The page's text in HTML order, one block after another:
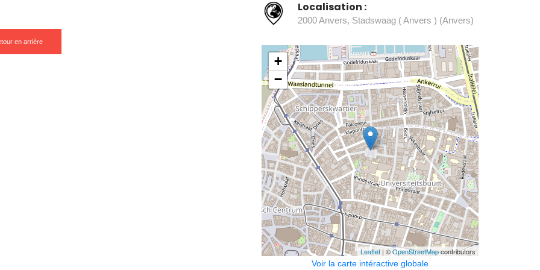
en arrière
Localisation :
2000 Anvers, Stadswaag ( Anvers ) (Anvers)
+
−
Leaflet | ©OpenStreetMapcontributors
Voir la carte intéractive globale